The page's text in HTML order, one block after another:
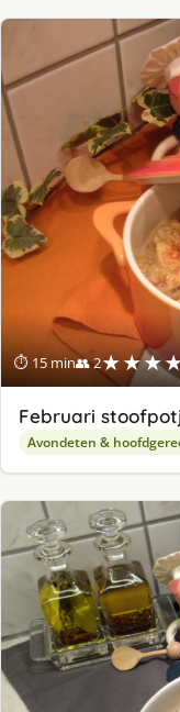
⏱ 15 min👥 2
Februari
Avondeten &